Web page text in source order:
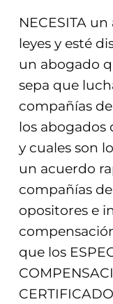
NECESITA
leyes y esté
un abogado
sepa que
compañías
los abogados
y cuales son
un acuerdo
compañías
opositores e
que los